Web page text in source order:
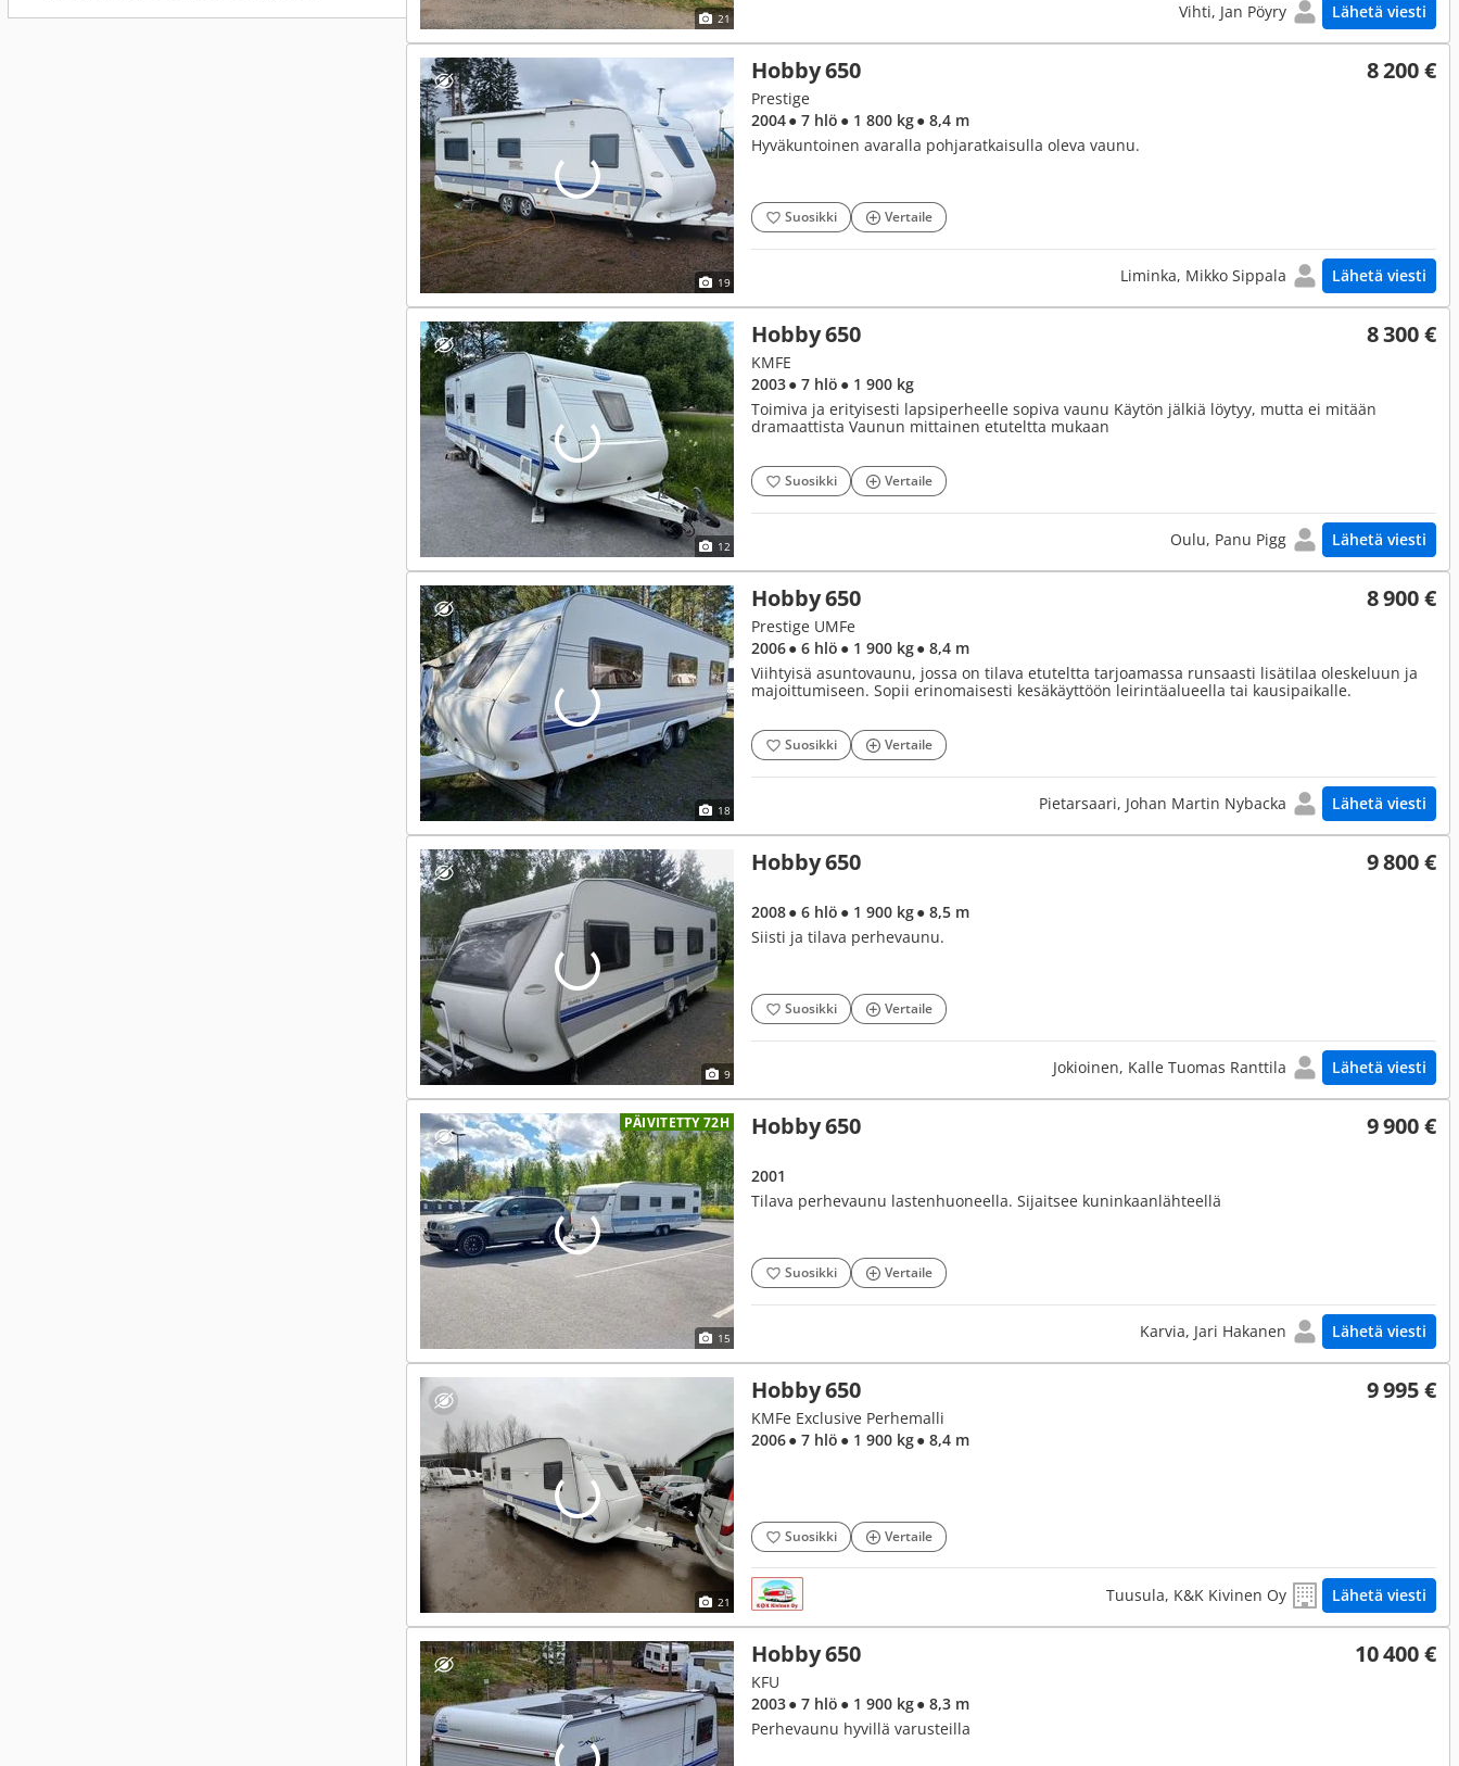
21 Vihti, Jan Pöyry Lähetä viesti
19
Hobby 650 8 200 €
Prestige
2004● 7 hlö ● 1 800 kg● 8,4 m
Hyväkuntoinen avaralla pohjaratkaisulla oleva vaunu.
Suosikki Vertaile
Liminka, Mikko Sippala Lähetä viesti
12
Hobby 650 8 300 €
KMFE
2003● 7 hlö ● 1 900 kg
Toimiva ja erityisesti lapsiperheelle sopiva vaunu Käytön jälkiä löytyy, mutta ei mitään
dramaattista Vaunun mittainen etuteltta mukaan
Suosikki Vertaile
Oulu, Panu Pigg Lähetä viesti
18
Hobby 650 8 900 €
Prestige UMFe
2006● 6 hlö ● 1 900 kg● 8,4 m
Viihtyisä asuntovaunu, jossa on tilava etuteltta tarjoamassa runsaasti lisätilaa oleskeluun ja
majoittumiseen. Sopii erinomaisesti kesäkäyttöön leirintäalueella tai kausipaikalle.
Suosikki Vertaile
Pietarsaari, Johan Martin Nybacka Lähetä viesti
9
Hobby 650 9 800 €
2008● 6 hlö ● 1 900 kg● 8,5 m
Siisti ja tilava perhevaunu.
Suosikki Vertaile
Jokioinen, Kalle Tuomas Ranttila Lähetä viesti
PÄIVITETTY 72H
15
Hobby 650 9 900 €
2001
Tilava perhevaunu lastenhuoneella. Sijaitsee kuninkaanlähteellä
Suosikki Vertaile
Karvia, Jari Hakanen Lähetä viesti
21
Hobby 650 9 995 €
KMFe Exclusive Perhemalli
2006● 7 hlö ● 1 900 kg● 8,4 m
Suosikki Vertaile
Tuusula, K&K Kivinen Oy Lähetä viesti
Hobby 650 10 400 €
KFU
2003● 7 hlö ● 1 900 kg● 8,3 m
Perhevaunu hyvillä varusteilla